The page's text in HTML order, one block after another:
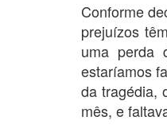
Conforme
prejuízos
uma perda
estaríamos
da tragédia,
mês, e